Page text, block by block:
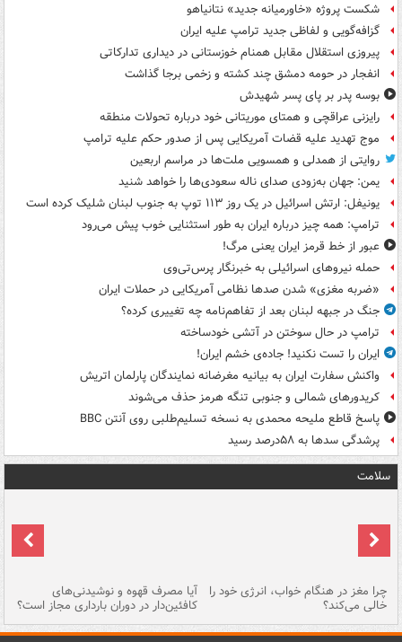
شکست پروژه «خاورمیانه جدید» نتانیاهو
گزافه‌گویی و لفاظی جدید ترامپ علیه ایران
پیروزی استقلال مقابل همنام خوزستانی در دیداری تدارکاتی
انفجار در حومه دمشق چند کشته و زخمی برجا گذاشت
بوسه‌ پدر بر پای پسر شهیدش
رایزنی عراقچی و همتای موریتانی خود درباره تحولات منطقه
موج تهدید علیه قضات آمریکایی پس از صدور حکم علیه ترامپ
روایتی از همدلی و همسویی ملت‌ها در مراسم اربعین
یمن: جهان به‌زودی صدای ناله سعودی‌ها را خواهد شنید
یونیفل: ارتش اسرائیل در یک روز ۱۱۳ توپ به جنوب لبنان شلیک کرده است
ترامپ: همه چیز درباره ایران به طور استثنایی خوب پیش می‌رود
عبور از خط قرمز ایران یعنی مرگ!
حمله نیروهای اسرائیلی به خبرنگار پرس‌تی‌وی
«ضربه مغزی» شدن صدها نظامی آمریکایی در حملات ایران
جنگ در جبهه لبنان بعد از تفاهم‌نامه چه تغییری کرده؟
ترامپ در حال سوختن در آتشی خودساخته
ایران را تست نکنید! جاده‌ی خشم ایران!
واکنش سفارت ایران به بیانیه مغرضانه نمایندگان پارلمان اتریش
کریدورهای شمالی و جنوبی تنگه هرمز حذف می‌شوند
پاسخ قاطع ملیحه محمدی به نسخه تسلیم‌طلبی روی آنتن BBC
پرشدگی سدها به ۵۸درصد رسید
سلامت
چرا مغز در هنگام خواب، انرژی خود را
خالی می‌کند؟
آیا مصرف قهوه و نوشیدنی‌های
کافئین‌دار در دوران بارداری مجاز است؟